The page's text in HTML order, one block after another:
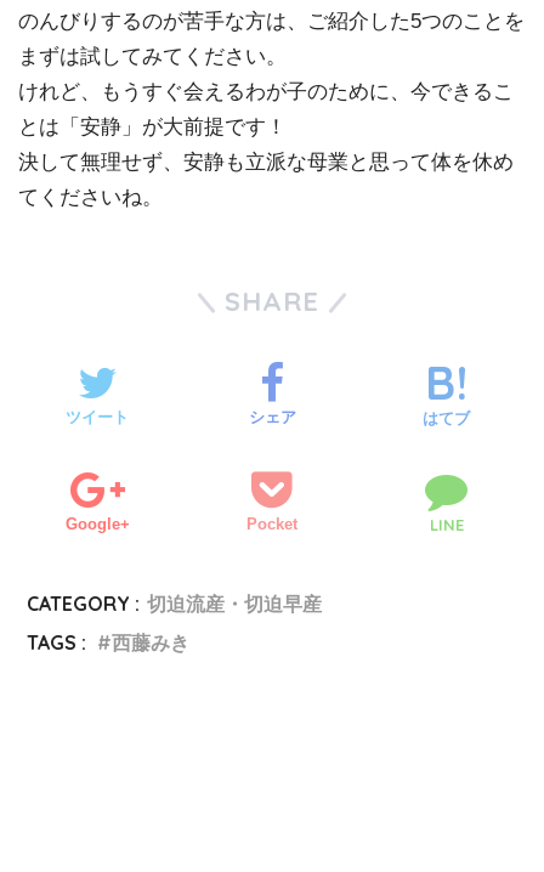
のんびりするのが苦手な方は、ご紹介した5つのことを
まずは試してみてください。
けれど、もうすぐ会えるわが子のために、今できるこ
とは「安静」が大前提です！
決して無理せず、安静も立派な母業と思って体を休め
てくださいね。
SHARE
ツイート シェア はてブ
Google+ Pocket LINE
CATEGORY : 切迫流産・切迫早産
TAGS :
西藤みき